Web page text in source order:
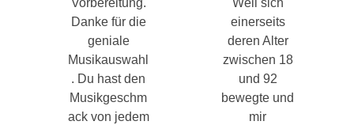
Vorbereitung.
Danke für die
geniale
Musikauswahl
. Du hast den
Musikgeschm
ack von jedem
Weil sich
einerseits
deren Alter
zwischen 18
und 92
bewegte und
mir